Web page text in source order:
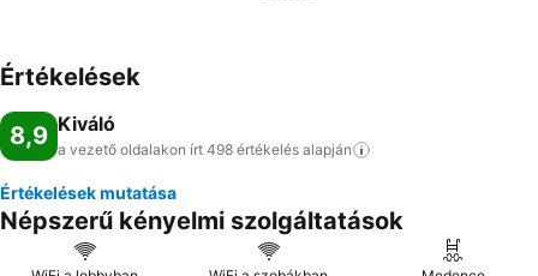
Értékelések
8,9 Kiváló
a vezető oldalakon írt 498 értékelés alapján
Értékelések mutatása
Népszerű kényelmi szolgáltatások